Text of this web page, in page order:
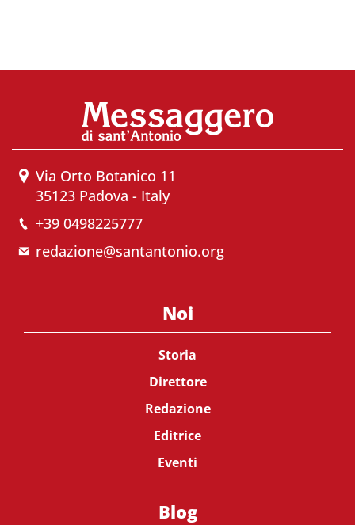
Via Orto Botanico 11
35123 Padova - Italy
+39 0498225777
redazione@santantonio.org
Noi
Storia
Direttore
Redazione
Editrice
Eventi
Blog